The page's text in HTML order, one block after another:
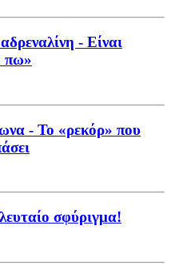
- Είναι
πω»
- Το «ρεκόρ» που
σφύριγμα!